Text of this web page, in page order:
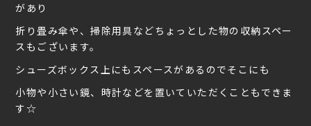
があり
折り畳み傘や、掃除用具などちょっとした物の収納スペー
スもございます。
シューズボックス上にもスペースがあるのでそこにも
小物や小さい鏡、時計などを置いていただくこともできま
す☆